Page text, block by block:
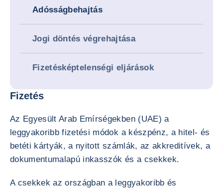
Adósságbehajtás
Jogi döntés végrehajtása
Fizetésképtelenségi eljárások
Fizetés
Az Egyesült Arab Emírségekben (UAE) a
leggyakoribb fizetési módok a készpénz, a hitel- és
betéti kártyák, a nyitott számlák, az akkreditívek, a
dokumentumalapú inkasszók és a csekkek.
A csekkek az országban a leggyakoribb és